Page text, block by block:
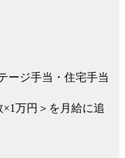
ージ手当・住宅手当
万円＞を月給に追